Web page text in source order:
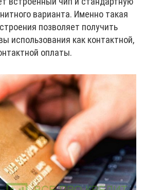
варианта. Именно такая
позволяет получить
использования как контактной,
оплаты.